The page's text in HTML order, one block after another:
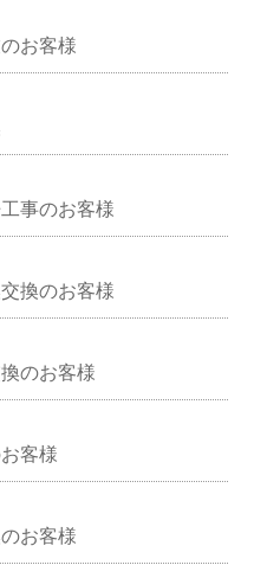
お客様
事のお客様
換のお客様
のお客様
客様
お客様